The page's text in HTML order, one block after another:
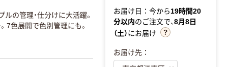
の管理・仕分けに大活躍。
7色展開で色別管理にも。
お届け日：今から19時間20
分以内のご注文で、8月8日
（土）にお届け
お届け先：